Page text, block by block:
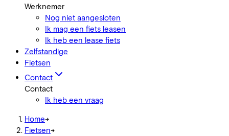
Werknemer
Nog niet aangesloten
Ik mag een fiets leasen
Ik heb een lease fiets
Zelfstandige
Fietsen
Contact
Contact
Ik heb een vraag
Home->
Fietsen->